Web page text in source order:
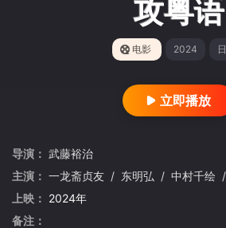
攻粤语
电影 2024
立即播放
导演： 武藤裕治
主演： 一龙斋贞友 / 东明弘 / 中村千绘 /
上映： 2024年
备注：